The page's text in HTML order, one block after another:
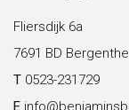
Fliersdijk 6a
7691 BD
T 0523-231729
E